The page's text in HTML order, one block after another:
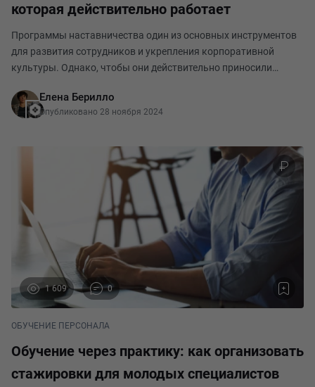
которая действительно работает
Программы наставничества один из основных инструментов
для развития сотрудников и укрепления корпоративной
культуры. Однако, чтобы они действительно приносили
компании и подбора участников до регулярн
Елена Берилло
Опубликовано 28 ноября 2024
1 609 0
ОБУЧЕНИЕ ПЕРСОНАЛА
Обучение через практику: как организовать
стажировки для молодых специалистов